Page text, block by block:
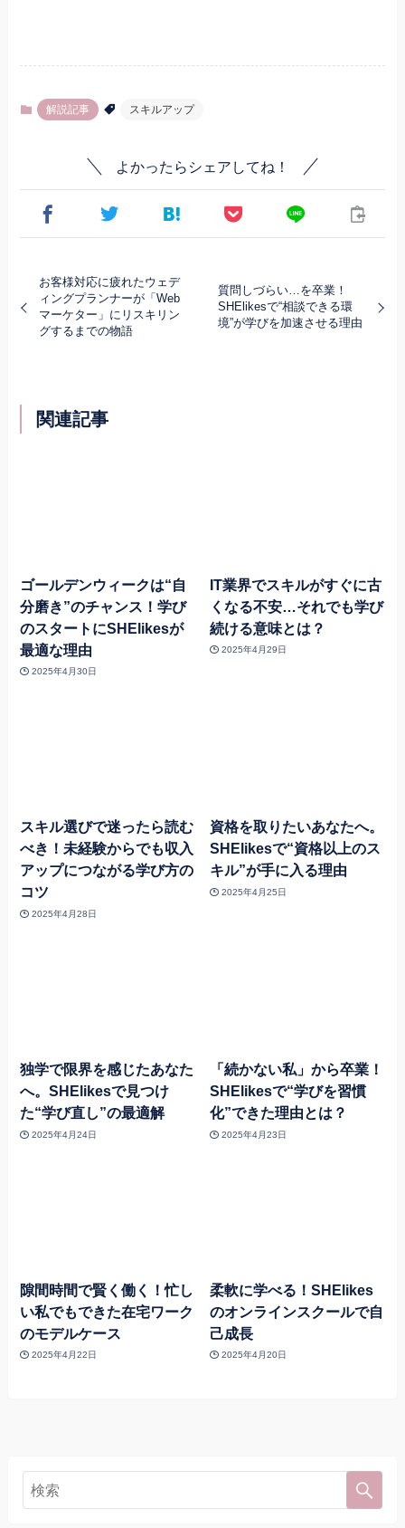
解説記事 スキルアップ
よかったらシェアしてね！
お客様対応に疲れたウェデ
ィングプランナーが「Web
マーケター」にリスキリン
グするまでの物語
質問しづらい…を卒業！
SHElikesで“相談できる環
境”が学びを加速させる理由
関連記事
ゴールデンウィークは“自
分磨き”のチャンス！学び
のスタートにSHElikesが
最適な理由
2025年4月30日
IT業界でスキルがすぐに古
くなる不安…それでも学び
続ける意味とは？
2025年4月29日
スキル選びで迷ったら読む
べき！未経験からでも収入
アップにつながる学び方の
コツ
2025年4月28日
資格を取りたいあなたへ。
SHElikesで“資格以上のス
キル”が手に入る理由
2025年4月25日
独学で限界を感じたあなた
へ。SHElikesで見つけ
た“学び直し”の最適解
2025年4月24日
「続かない私」から卒業！
SHElikesで“学びを習慣
化”できた理由とは？
2025年4月23日
隙間時間で賢く働く！忙し
い私でもできた在宅ワーク
のモデルケース
2025年4月22日
柔軟に学べる！SHElikes
のオンラインスクールで自
己成長
2025年4月20日